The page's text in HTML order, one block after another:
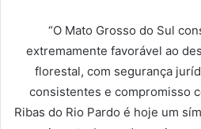
“O Mato Grosso do Sul
extremamente favorável ao
florestal, com segurança
consistentes e compromisso
Ribas do Rio Pardo é hoje um